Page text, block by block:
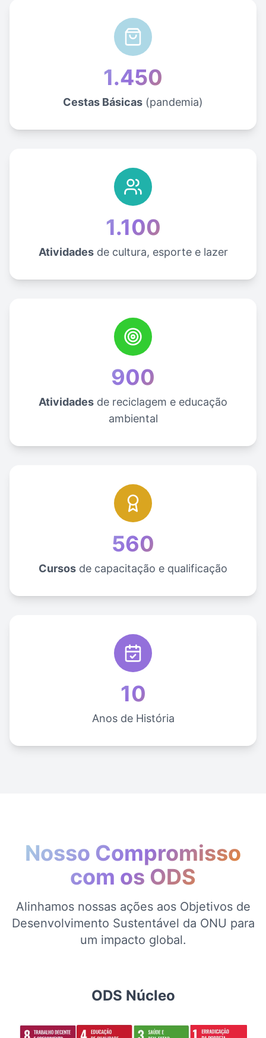
1.450
Cestas Básicas (pandemia)
1.100
Atividadesde cultura, esporte e lazer
900
Atividades de reciclagem e educação
ambiental
560
Cursos de capacitação e qualificação
10
Anos de História
Nosso Compromisso
com os ODS
Alinhamos nossas ações aos Objetivos de
Desenvolvimento Sustentável da ONU para
um impacto global.
ODS Núcleo